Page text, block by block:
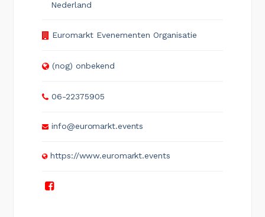
Nederland
Euromarkt Evenementen Organisatie
(nog) onbekend
06-22375905
info@euromarkt.events
https://www.euromarkt.events